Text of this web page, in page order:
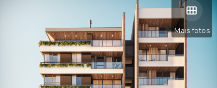
Mais fotos